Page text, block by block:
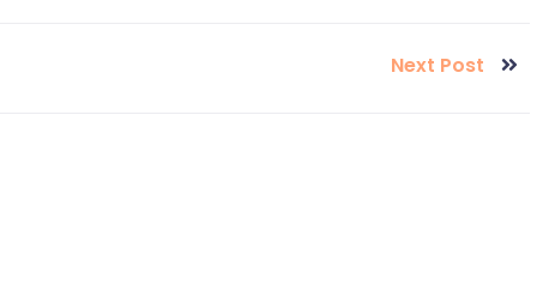
Next Post